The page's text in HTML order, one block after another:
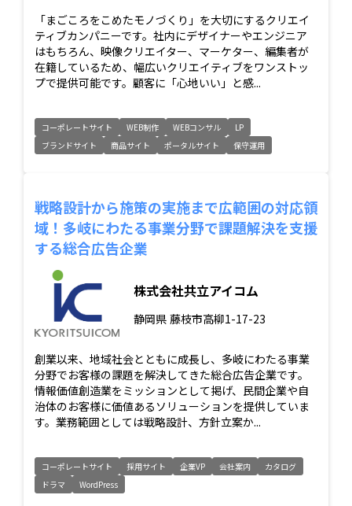
「まごころをこめたモノづくり」を大切にするクリエイ
ティブカンパニーです。社内にデザイナーやエンジニア
はもちろん、映像クリエイター、マーケター、編集者が
在籍しているため、幅広いクリエイティブをワンストッ
プで提供可能です。顧客に「心地いい」と感...
コーポレートサイト WEB制作 WEBコンサル
LP
ブランドサイト
商品サイト ポータルサイト 保守運用
戦略設計から施策の実施まで広範囲の対応領
域！多岐にわたる事業分野で課題解決を支援
する総合広告企業
株式会社共立アイコム
静岡県 藤枝市高柳1-17-23
創業以来、地域社会とともに成長し、多岐にわたる事業
分野でお客様の課題を解決してきた総合広告企業です。
情報価値創造業をミッションとして掲げ、民間企業や自
治体のお客様に価値あるソリューションを提供していま
す。業務範囲としては戦略設計、方針立案か...
コーポレートサイト 採用サイト 企業VP 会社案内
カタログ
ドラマ
WordPress